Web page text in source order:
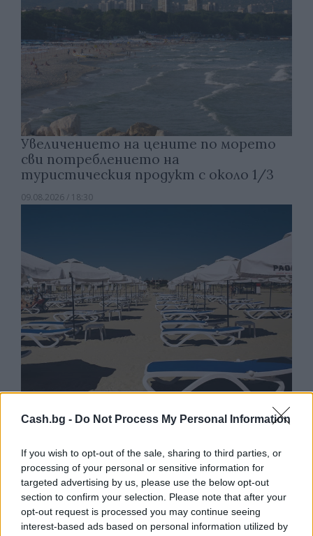
Cash.bg - Do Not Process My Personal Information
If you wish to opt-out of the sale, sharing to third parties, or
processing of your personal or sensitive information for
targeted advertising by us, please use the below opt-out
section to confirm your selection. Please note that after your
opt-out request is processed you may continue seeing
interest-based ads based on personal information utilized by
Увеличението на цените по морето
сви потреблението на
туристическия продукт с около 1/3
09.08.2026 / 18:30
Потребителят има право сам да
избере кои плажни принадлежности да
наеме
09.08.2026 / 18:00